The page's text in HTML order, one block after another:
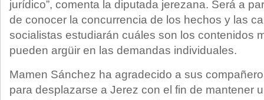
jurídico”, comenta la diputada jerezana. Será a
de conocer la concurrencia de los hechos y las
socialistas estudiarán cuáles son los contenidos
pueden argüir en las demandas individuales.
Mamen Sánchez ha agradecido a sus
para desplazarse a Jerez con el fin de mantener